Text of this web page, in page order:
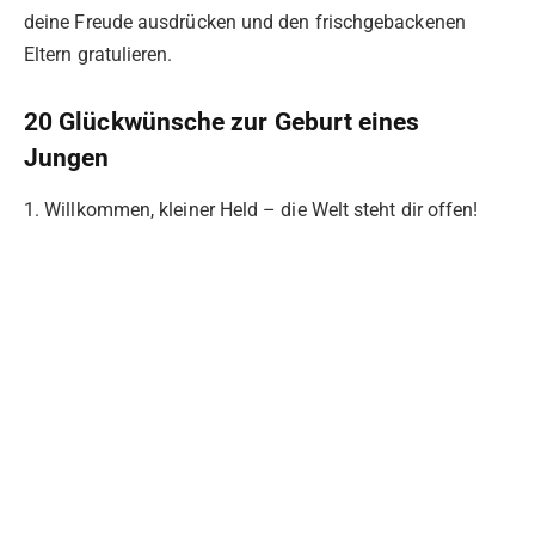
deine Freude ausdrücken und den frischgebackenen
Eltern gratulieren.
20 Glückwünsche zur Geburt eines
Jungen
1. Willkommen, kleiner Held – die Welt steht dir offen!